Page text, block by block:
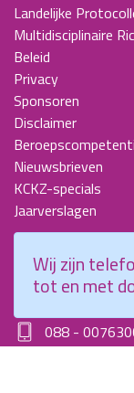
Landelijke
Multidisciplinaire
Beleid
Privacy
Sponsoren
Disclaimer
Nieuwsbrieven
KCKZ-specials
Jaarverslagen
Contact
Planetenweg
088 -
Wij zijn
tot en met